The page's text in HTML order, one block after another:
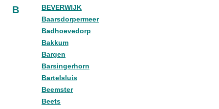
B
BEVERWIJK
Baarsdorpermeer
Badhoevedorp
Bakkum
Bargen
Barsingerhorn
Bartelsluis
Beemster
Beets